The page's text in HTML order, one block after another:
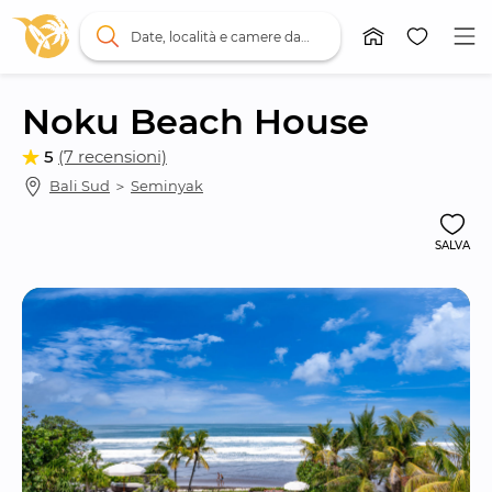
Noku Beach House
5 (7 recensioni)
Bali Sud ＞ Seminyak
SALVA